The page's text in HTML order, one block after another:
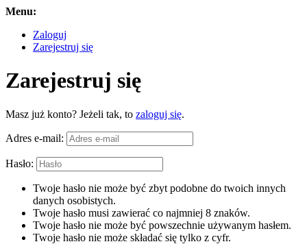
Menu:
Zaloguj
Zarejestruj się
Zarejestruj się
Masz już konto? Jeżeli tak, to zaloguj się.
Adres e-mail:
Hasło:
Twoje hasło nie może być zbyt podobne do twoich innych
danych osobistych.
Twoje hasło musi zawierać co najmniej 8 znaków.
Twoje hasło nie może być powszechnie używanym hasłem.
Twoje hasło nie może składać się tylko z cyfr.